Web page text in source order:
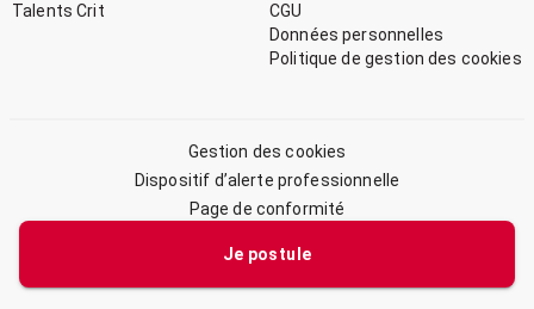
Je postule
Talents Crit
CGU
Données personnelles
Politique de gestion des cookies
Gestion des cookies
Dispositif d’alerte professionnelle
Page de conformité
© 2026 CRIT